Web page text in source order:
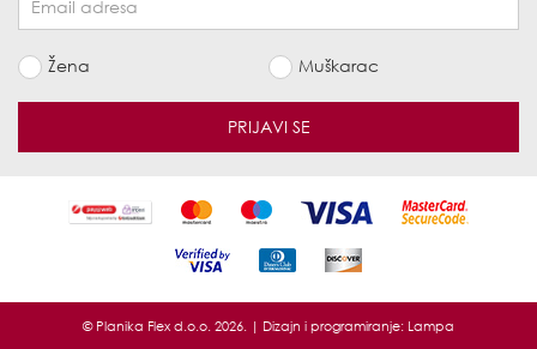
Žena Muškarac
PRIJAVI SE
© Planika Flex d.o.o. 2026. | Dizajn i programiranje: Lampa